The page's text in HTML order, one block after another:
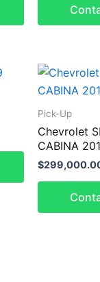
Pick-Up
Chevrolet
CABINA
$